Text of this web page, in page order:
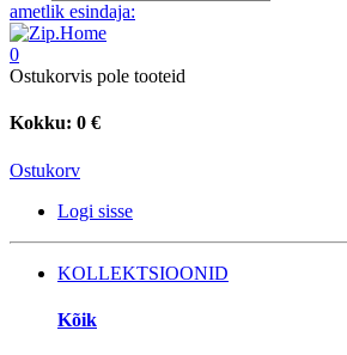
ametlik esindaja:
0
Ostukorvis pole tooteid
Kokku: 0 €
Ostukorv
Logi sisse
KOLLEKTSIOONID
Kõik